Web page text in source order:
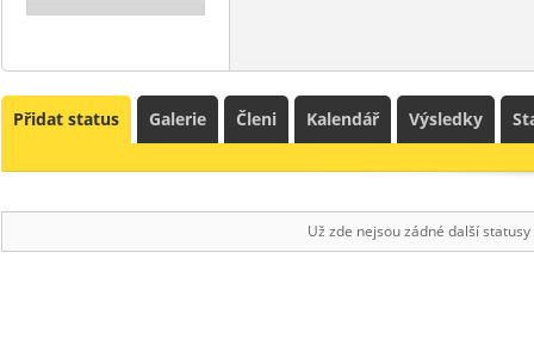
Přidat status Galerie Členi Kalendář Výsledky
Už zde nejsou zádné další statusy